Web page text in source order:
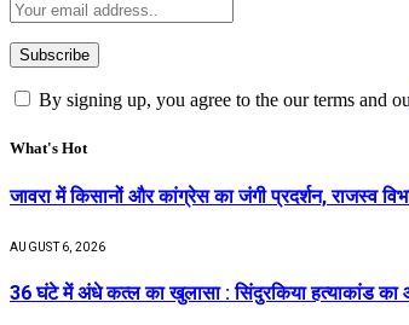
By signing up, you agree to the our terms and
What's Hot
जावरा में किसानों और कांग्रेस का जंगी प्रदर्शन, राजस्व
AUGUST 6, 2026
36 घंटे में अंधे कत्ल का खुलासा : सिंदुरकिया हत्याकांड का